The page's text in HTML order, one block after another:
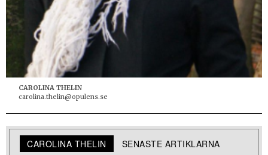
CAROLINA THELIN
carolina.thelin@opulens.se
CAROLINA THELIN SENASTE ARTIKLARNA